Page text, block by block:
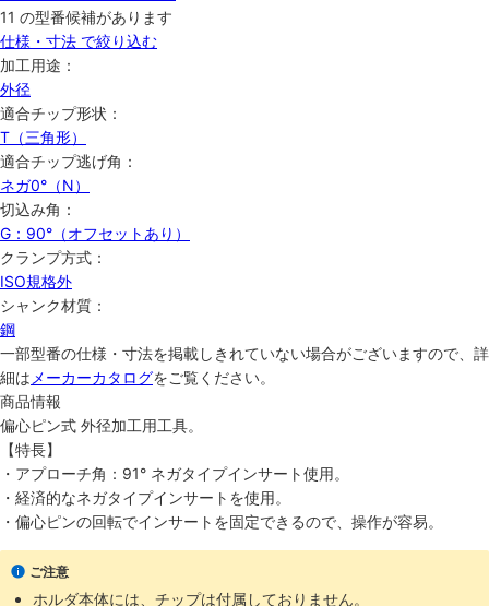
11 の型番候補があります
仕様・寸法 で絞り込む
加工用途：
外径
適合チップ形状：
T（三角形）
適合チップ逃げ角：
ネガ0°（N）
切込み角：
G：90°（オフセットあり）
クランプ方式：
ISO規格外
シャンク材質：
鋼
一部型番の仕様・寸法を掲載しきれていない場合がございますので、詳
細は メーカーカタログをご覧ください。
商品情報
偏心ピン式 外径加工用工具。
【特長】
・アプローチ角：91° ネガタイプインサート使用。
・経済的なネガタイプインサートを使用。
・偏心ピンの回転でインサートを固定できるので、操作が容易。
ご注意
ホルダ本体には、チップは付属しておりません。